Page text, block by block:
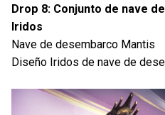
Drop 8: Conjunto de nave
Iridos
Nave de desembarco Mantis
Diseño Iridos de nave de